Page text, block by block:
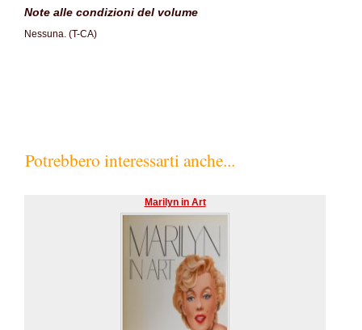
Note alle condizioni del volume
Nessuna. (T-CA)
Potrebbero interessarti anche...
Marilyn in Art